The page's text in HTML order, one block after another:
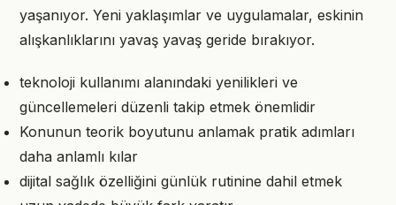
yaşanıyor. Yeni yaklaşımlar ve uygulamalar, eskinin
alışkanlıklarını yavaş yavaş geride bırakıyor.
teknoloji kullanımı alanındaki yenilikleri ve
güncellemeleri düzenli takip etmek önemlidir
Konunun teorik boyutunu anlamak pratik adımları
daha anlamlı kılar
dijital sağlık özelliğini günlük rutinine dahil etmek